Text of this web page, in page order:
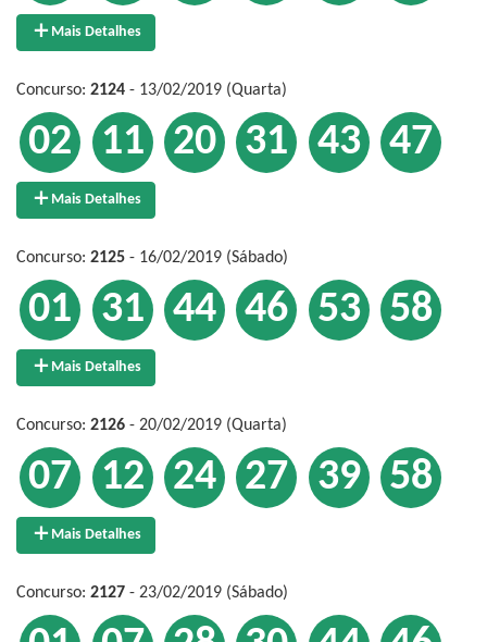
Mais Detalhes
Concurso: 2124 - 13/02/2019 (Quarta)
02 11 20 31 43 47
Mais Detalhes
Concurso: 2125 - 16/02/2019 (Sábado)
01 31 44 46 53 58
Mais Detalhes
Concurso: 2126 - 20/02/2019 (Quarta)
07 12 24 27 39 58
Mais Detalhes
Concurso: 2127 - 23/02/2019 (Sábado)